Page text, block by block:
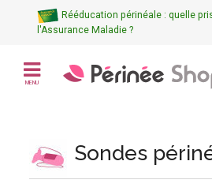
Rééducation périnéale : quelle
l'Assurance Maladie ?
MENU
Sondes